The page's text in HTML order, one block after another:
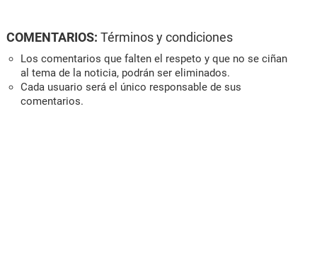
COMENTARIOS: Términos y condiciones
Los comentarios que falten el respeto y que no se ciñan
al tema de la noticia, podrán ser eliminados.
Cada usuario será el único responsable de sus
comentarios.